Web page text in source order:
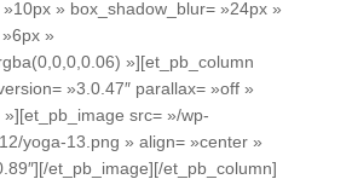
» box_shadow_blur= »24px »
»
»][et_pb_column
»3.0.47″ parallax= »off »
src= »/wp-
yoga-13.png » align= »center »
et_pb_image][/et_pb_column]